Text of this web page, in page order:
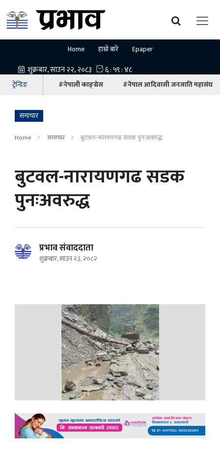
Home हाम्रो बारे Epaper
ट्रेन्डिङ #नेपाली काङ्ग्रेस #नेपाल आदिवासी जनजाति महासंघ
समाचार
Home समाचार बुटवल-नारायणगढ सडक पुनःअवरुद्ध
बुटवल-नारायणगढ सडक
पुनःअवरुद्ध
प्रभाव संवाददाता
शुक्रबार, साउन २३, २०८२